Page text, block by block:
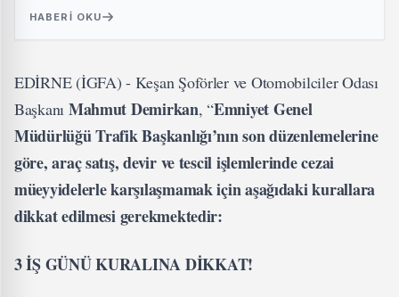
HABERI OKU
EDİRNE (İGFA) - Keşan Şoförler ve Otomobilciler Odası
Başkanı Mahmut Demirkan, “Emniyet Genel
Müdürlüğü Trafik Başkanlığı’nın son düzenlemelerine
göre, araç satış, devir ve tescil işlemlerinde cezai
müeyyidelerle karşılaşmamak için aşağıdaki kurallara
dikkat edilmesi gerekmektedir:
3 İŞ GÜNÜ KURALINA DİKKAT!